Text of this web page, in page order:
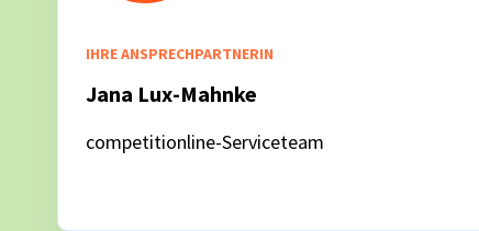
IHRE ANSPRECHPARTNERIN
Jana Lux-Mahnke
competitionline-Serviceteam